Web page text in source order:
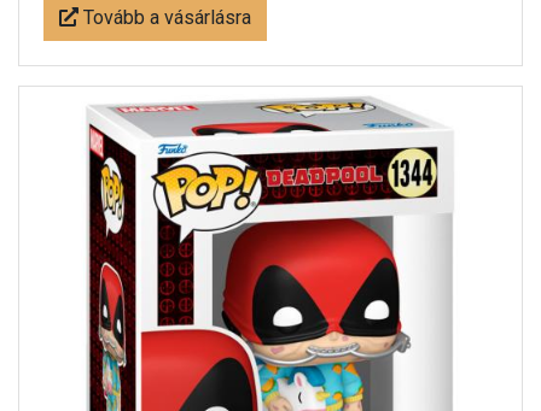
Tovább a vásárlásra